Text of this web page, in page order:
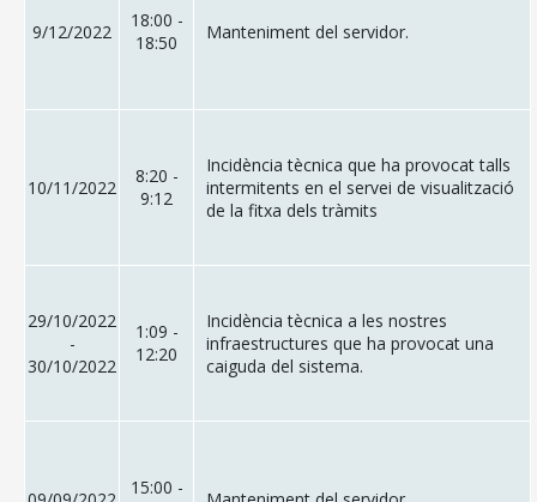
9/12/2022
18:00 -
18:50
Manteniment del servidor.
10/11/2022
8:20 -
9:12
Incidència tècnica que ha provocat talls
intermitents en el servei de visualització
de la fitxa dels tràmits
29/10/2022
-
30/10/2022
1:09 -
12:20
Incidència tècnica a les nostres
infraestructures que ha provocat una
caiguda del sistema.
15:00 -